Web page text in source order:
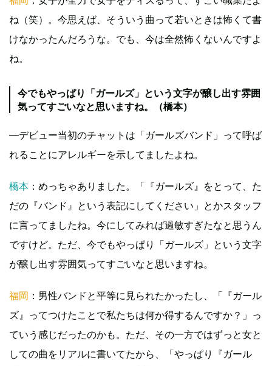
ね（笑）。今思えば、そういう曲って若いときは怖くて書
けなかったんだろうな。でも、今は全然怖くないんですよ
ね。
今でもやっぱり「ガールズ」という文字が醸し出す雰囲
気ってすごいなと思いますね。（橋本）
―デビュー当初のチャットは「ガールズバンド」って呼ば
れることにアレルギーを示してましたよね。
橋本 ：めっちゃありました。「『ガールズ』をとって、た
だの『バンド』という表記にしてください」とかスタッフ
に言ってましたね。今にしてみれば過敏すぎたなと思うん
ですけど。ただ、今でもやっぱり「ガールズ」という文字
が醸し出す雰囲気ってすごいなと思いますね。
福岡 ：男性バンドと平等に見られたかったし、「『ガール
ズ』ってつけたことで私たちは何か得するんですか？」っ
ていう感じだったのかも。ただ、その一方ではずっと女と
しての曲をリアルに書いてたから、「やっぱり『ガール